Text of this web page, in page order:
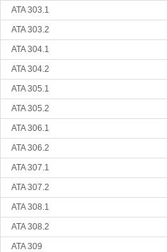
ATA 303.1
ATA 303.2
ATA 304.1
ATA 304.2
ATA 305.1
ATA 305.2
ATA 306.1
ATA 306.2
ATA 307.1
ATA 307.2
ATA 308.1
ATA 308.2
ATA 309